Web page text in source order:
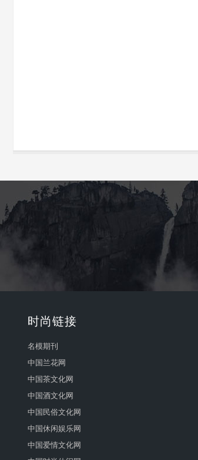
时尚链接
名模期刊
中国兰花网
中国茶文化网
中国酒文化网
中国民俗文化网
中国休闲娱乐网
中国爱情文化网